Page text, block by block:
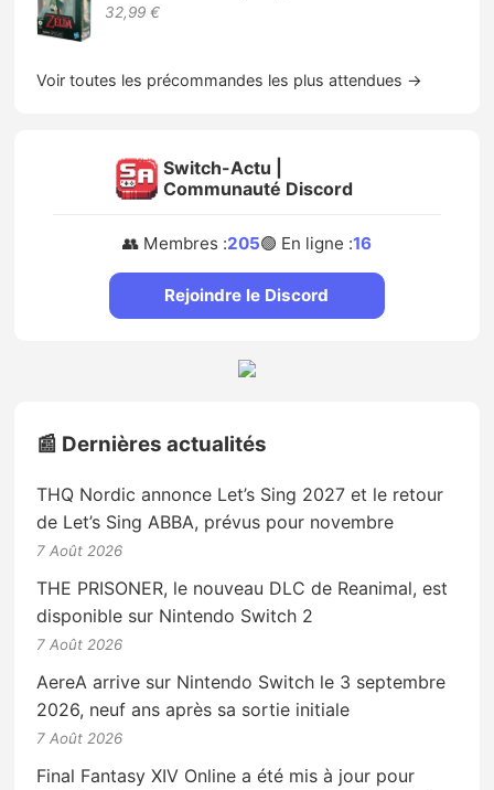
32,99 €
Voir toutes les précommandes les plus attendues →
Switch-Actu |
Communauté Discord
👥 Membres :205🟢 En ligne :16
Rejoindre le Discord
📰 Dernières actualités
THQ Nordic annonce Let’s Sing 2027 et le retour
de Let’s Sing ABBA, prévus pour novembre
7 Août 2026
THE PRISONER, le nouveau DLC de Reanimal, est
disponible sur Nintendo Switch 2
7 Août 2026
AereA arrive sur Nintendo Switch le 3 septembre
2026, neuf ans après sa sortie initiale
7 Août 2026
Final Fantasy XIV Online a été mis à jour pour